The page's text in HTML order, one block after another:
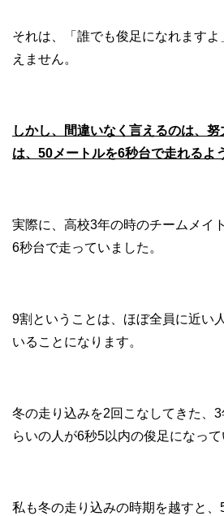
それは、「誰でも俊足になれます
えません。
しかし、間違いなく言えるのは、
は、50メートルを6秒台で走れるよ
実際に、高校3年の時のチームメイ
6秒台で走っていました。
9割ということは、ほぼ全員に近い
いることになります。
冬の走り込みを2回こなしてきた、3
らいの人が6秒5以内の俊足になって
私も冬の走り込みの時期を越すと